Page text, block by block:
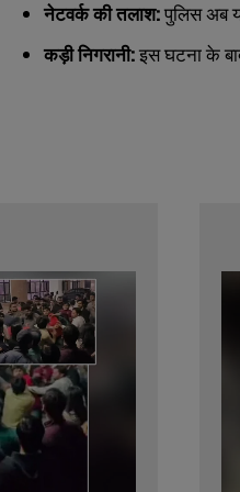
नेटवर्क की तलाश:पुलिस अब
कड़ी निगरानी:इस घटना के